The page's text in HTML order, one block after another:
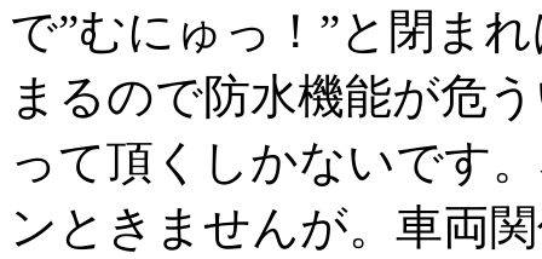
で”むにゅっ！”と閉ま
まるので防水機能が危
って頂くしかないです
ンときませんが。車両